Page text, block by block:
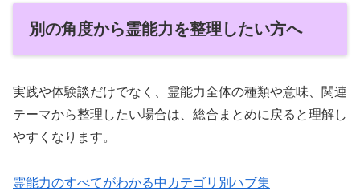
別の角度から霊能力を整理したい方へ
実践や体験談だけでなく、霊能力全体の種類や意味、関連
テーマから整理したい場合は、総合まとめに戻ると理解し
やすくなります。
霊能力のすべてがわかる中カテゴリ別ハブ集